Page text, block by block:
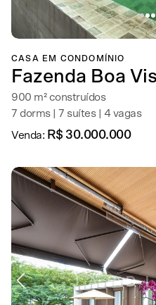
CASA EM CONDOMÍNIO
Fazenda Boa
900 m² construídos
7 dorms | 7 suítes | 4 vagas
Venda: R$ 30.000.000